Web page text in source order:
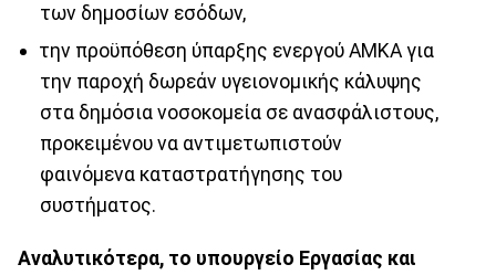
των δημοσίων εσόδων,
την προϋπόθεση ύπαρξης ενεργού ΑΜΚΑ για
την παροχή δωρεάν υγειονομικής κάλυψης
στα δημόσια νοσοκομεία σε ανασφάλιστους,
προκειμένου να αντιμετωπιστούν
φαινόμενα καταστρατήγησης του
συστήματος.
Αναλυτικότερα, το υπουργείο Εργασίας και